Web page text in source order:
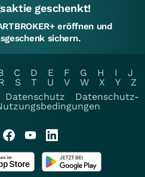
geschenkt!
eröffnen und
sichern.
C D E F G H I
J
S T U V W X Y
Z
Datenschutz
Datenschutz-